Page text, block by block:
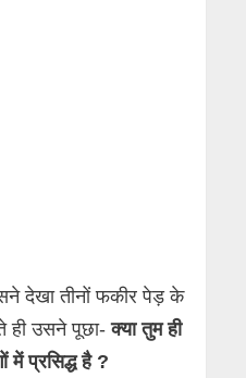
देखा तीनों फकीर पेड़ के
ही उसने पूछा- क्या तुम ही
में प्रसिद्ध है ?